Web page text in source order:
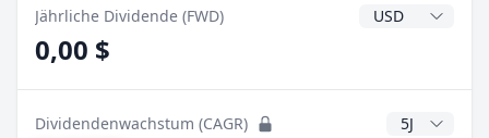
Jährliche Dividende (FWD)
0,00 $
Dividendenwachstum (CAGR) CAGR Jahre